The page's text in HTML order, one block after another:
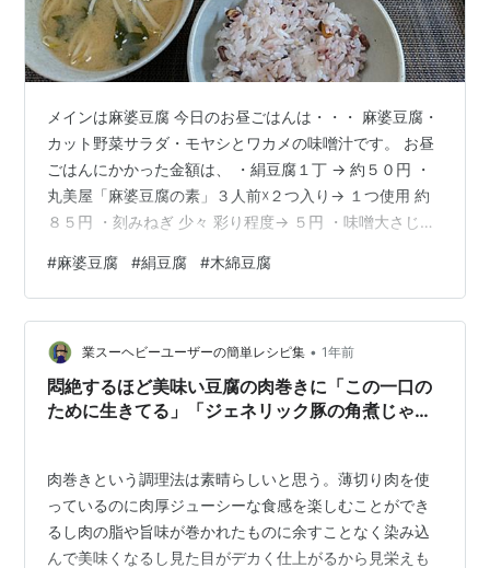
メインは麻婆豆腐 今日のお昼ごはんは・・・ 麻婆豆腐・
カット野菜サラダ・モヤシとワカメの味噌汁です。 お昼
ごはんにかかった金額は、 ・絹豆腐１丁 → 約５０円 ・
丸美屋「麻婆豆腐の素」３人前☓２つ入り→ １つ使用 約
８５円 ・刻みねぎ 少々 彩り程度→ ５円 ・味噌大さじ１
２０円 ・もやし１つかみ → 約１０円 ・雑穀 → 約９円
・米0.6合 → 約９０円 ・カット野菜サラダ → 約１００
円 以上。かかった金額の合計は、約４４９円 麻婆豆腐に
使う豆腐って、絹・木綿と好みが別れますよね。 僕は、
もともと木綿派でしたが間違って買ってしまっ…
#麻婆豆腐 #絹豆腐 #木綿豆腐
業スーヘビーユーザーの簡単レシピ集 • 1年前
悶絶するほど美味い豆腐の肉巻きに「この一口の
ために生きてる」「ジェネリック豚の角煮じゃ
肉巻きという調理法は素晴らしいと思う。薄切り肉を使
っているのに肉厚ジューシーな食感を楽しむことができ
るし肉の脂や旨味が巻かれたものに余すことなく染み込
んで美味くなるし見た目がデカく仕上がるから見栄えも